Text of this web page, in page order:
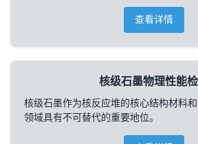
查看详情
核级石墨物理性能
核级石墨作为核反应堆的核心结构材料
领域具有不可替代的重要地位。